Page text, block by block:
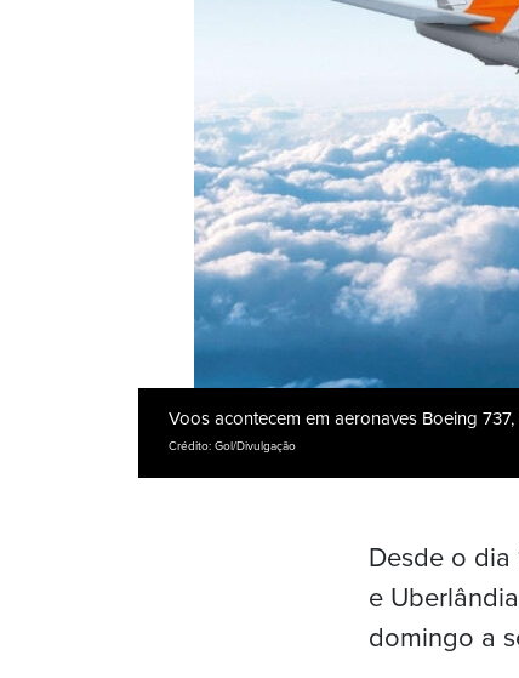
Voos acontecem em aeronaves Boeing
Crédito: Gol/Divulgação
Desde o dia
e
domingo a